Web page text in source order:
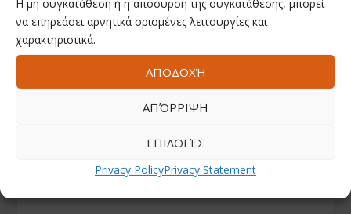
Η μη συγκατάθεση ή η απόσυρση της συγκατάθεσης, μπορεί
να επηρεάσει αρνητικά ορισμένες λειτουργίες και
χαρακτηριστικά.
ΑΠΟΔΟΧΉ
ΑΠΌΡΡΙΨΗ
ΕΠΙΛΟΓΈΣ
Privacy PolicyPrivacy Statement